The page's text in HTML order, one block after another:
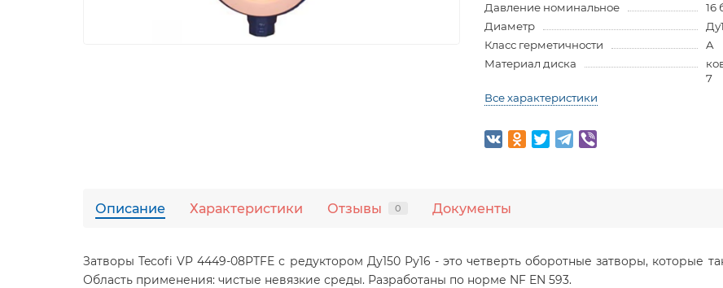
Давление номинальное
16
Диаметр
Класс герметичности
A
Материал диска
7
Все характеристики
Описание Характеристики Отзывы 0 Документы
Затворы Tecofi VP 4449-08PTFE с редуктором Ду150 Ру16 - это четверть оборотные затворы,
Область применения: чистые невязкие среды. Разработаны по норме NF EN 593.